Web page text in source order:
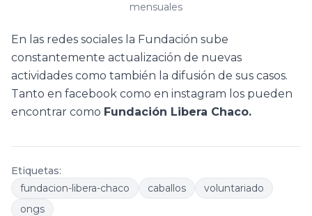
mensuales
En las redes sociales la Fundación sube
constantemente actualización de nuevas
actividades como también la difusión de sus casos.
Tanto en facebook como en instagram los pueden
encontrar como Fundación Libera Chaco.
Etiquetas:
fundacion-libera-chaco
caballos
voluntariado
ongs